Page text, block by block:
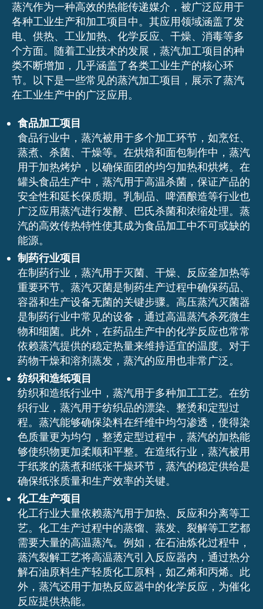
蒸汽作为一种高效的热能传递媒介，被广泛应用于
各种工业生产和加工项目中。其应用领域涵盖了发
电、供热、工业加热、化学反应、干燥、消毒等多
个方面。随着工业技术的发展，蒸汽加工项目的种
类不断增加，几乎涵盖了各类工业生产的核心环
节。以下是一些常见的蒸汽加工项目，展示了蒸汽
在工业生产中的广泛应用。
食品加工项目
食品行业中，蒸汽被用于多个加工环节，如烹饪、
蒸煮、杀菌、干燥等。在烘焙和面包制作中，蒸汽
用于加热烤炉，以确保面团的均匀加热和烘烤。在
罐头食品生产中，蒸汽用于高温杀菌，保证产品的
安全性和延长保质期。乳制品、啤酒酿造等行业也
广泛应用蒸汽进行发酵、巴氏杀菌和浓缩处理。蒸
汽的高效传热特性使其成为食品加工中不可或缺的
能源。
制药行业项目
在制药行业，蒸汽用于灭菌、干燥、反应釜加热等
重要环节。蒸汽灭菌是制药生产过程中确保药品、
容器和生产设备无菌的关键步骤。高压蒸汽灭菌器
是制药行业中常见的设备，通过高温蒸汽杀死微生
物和细菌。此外，在药品生产中的化学反应也常常
依赖蒸汽提供的稳定热量来维持适宜的温度。对于
药物干燥和溶剂蒸发，蒸汽的应用也非常广泛。
纺织和造纸项目
纺织和造纸行业中，蒸汽用于多种加工工艺。在纺
织行业，蒸汽用于纺织品的漂染、整烫和定型过
程。蒸汽能够确保染料在纤维中均匀渗透，使得染
色质量更为均匀，整烫定型过程中，蒸汽的加热能
够使织物更加柔顺和平整。在造纸行业，蒸汽被用
于纸浆的蒸煮和纸张干燥环节，蒸汽的稳定供给是
确保纸张质量和生产效率的关键。
化工生产项目
化工行业大量依赖蒸汽用于加热、反应和分离等工
艺。化工生产过程中的蒸馏、蒸发、裂解等工艺都
需要大量的高温蒸汽。例如，在石油炼化过程中，
蒸汽裂解工艺将高温蒸汽引入反应器内，通过热分
解石油原料生产轻质化工原料，如乙烯和丙烯。此
外，蒸汽还用于加热反应器中的化学反应，为催化
反应提供热能。